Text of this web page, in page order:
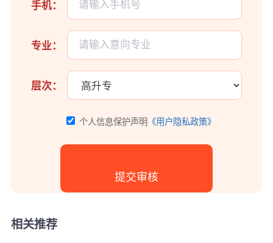
手机：
专业：
层次：
个人信息保护声明 《用户隐私政策》
相关推荐